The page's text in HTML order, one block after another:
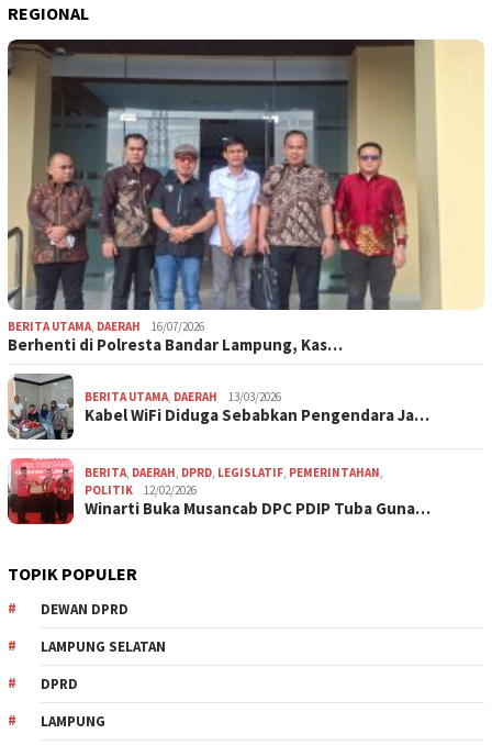
REGIONAL
BERITA UTAMA DAERAH 16/07/2026
Berhenti di Polresta Bandar Lampung, Kas…
BERITA UTAMA DAERAH 13/03/2026
Kabel WiFi Diduga Sebabkan Pengendara Ja…
BERITA DAERAH DPRD LEGISLATIF PEMERINTAHAN
POLITIK
12/02/2026
Winarti Buka Musancab DPC PDIP Tuba Guna…
TOPIK POPULER
DEWAN DPRD
LAMPUNG SELATAN
DPRD
LAMPUNG